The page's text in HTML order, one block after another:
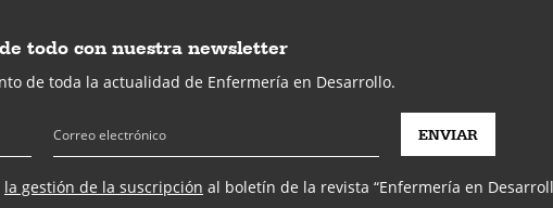
todo con nuestra newsletter
de toda la actualidad de Enfermería en Desarrollo.
la gestión de la suscripción al boletín de la revista “Enfermería en